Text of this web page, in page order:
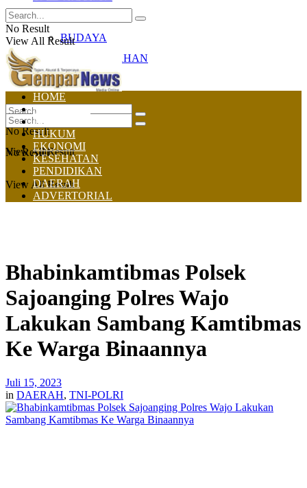
BUDAYA
PEMERINTAHAN
TNI-POLRI
No Result
View All Result
No Result
View All Result
No Result
View All Result
HOME
NASIONAL
POLITIK
HUKUM
EKONOMI
KESEHATAN
PENDIDIKAN
DAERAH
ADVERTORIAL
Bhabinkamtibmas Polsek
Sajoanging Polres Wajo
Lakukan Sambang Kamtibmas
Ke Warga Binaannya
Juli 15, 2023
in DAERAH, TNI-POLRI